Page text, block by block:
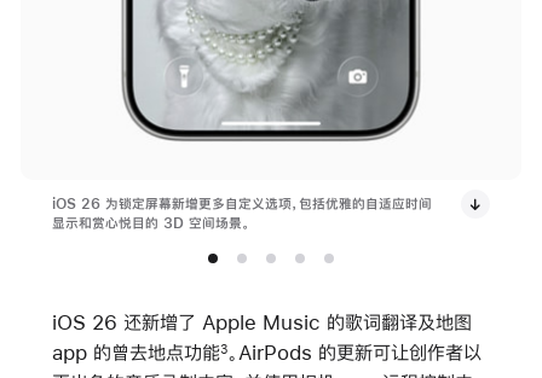
iOS 26 为锁定屏幕新增更多自定义选项，包括优雅的自适应时间
显示和赏心悦目的 3D 空间场景。
iOS 26 还新增了 Apple Music 的歌词翻译及地图
app 的曾去地点功能3。AirPods 的更新可让创作者以